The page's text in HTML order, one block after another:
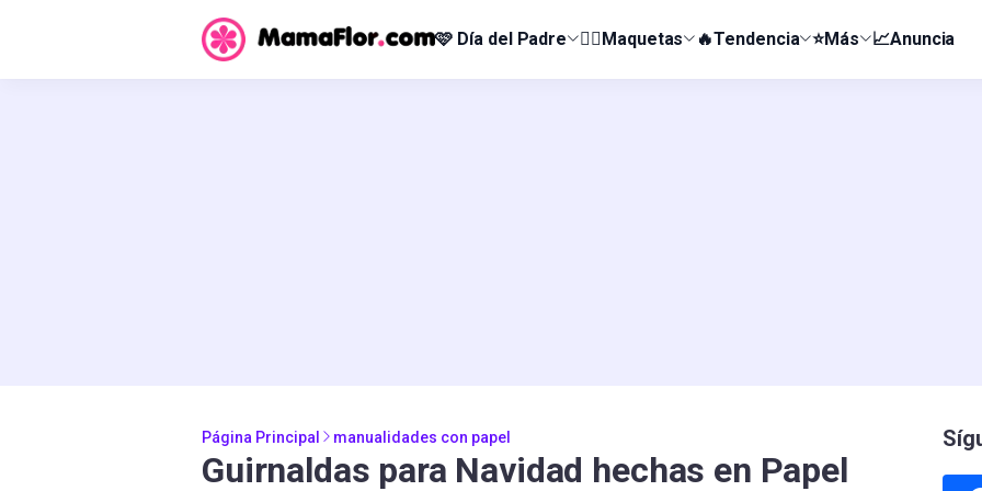
🩷 Día del Padre 👰‍♀️Maquetas 🔥Tendencia ⭐Más 📈Anuncia
Página Principal manualidades con papel
Guirnaldas para Navidad hechas en Papel